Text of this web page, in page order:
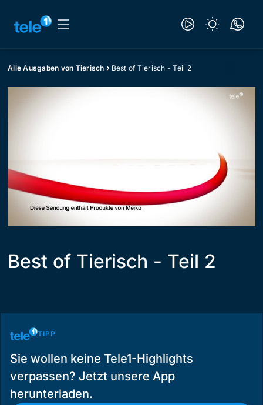
Alle Ausgaben von Tierisch Best of Tierisch - Teil 2
Best of Tierisch - Teil 2
TIPP
Sie wollen keine Tele1-Highlights
verpassen? Jetzt unsere App
herunterladen.